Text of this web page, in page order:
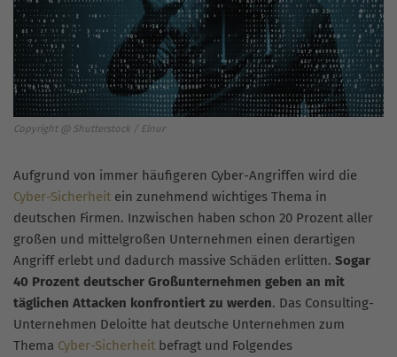
Copyright @ Shutterstock / Elnur
Aufgrund von immer häufigeren Cyber-Angriffen wird die
Cyber-Sicherheit ein zunehmend wichtiges Thema in
deutschen Firmen. Inzwischen haben schon 20 Prozent aller
großen und mittelgroßen Unternehmen einen derartigen
Angriff erlebt und dadurch massive Schäden erlitten. Sogar
40 Prozent deutscher Großunternehmen geben an mit
täglichen Attacken konfrontiert zu werden. Das Consulting-
Unternehmen Deloitte hat deutsche Unternehmen zum
Thema Cyber-Sicherheit befragt und Folgendes